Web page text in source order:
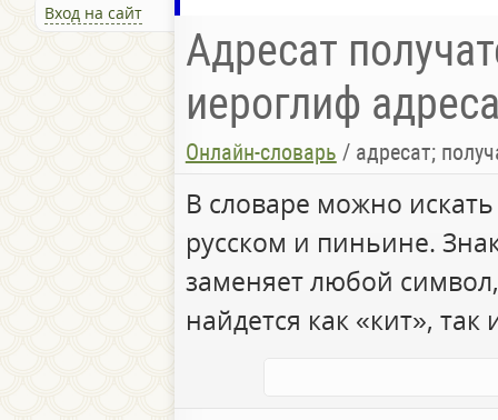
Вход на сайт
Адресат
иероглиф
Онлайн-словарь / адресат;
В словаре можно
русском и пиньине.
заменяет любой
найдется как «кит», так